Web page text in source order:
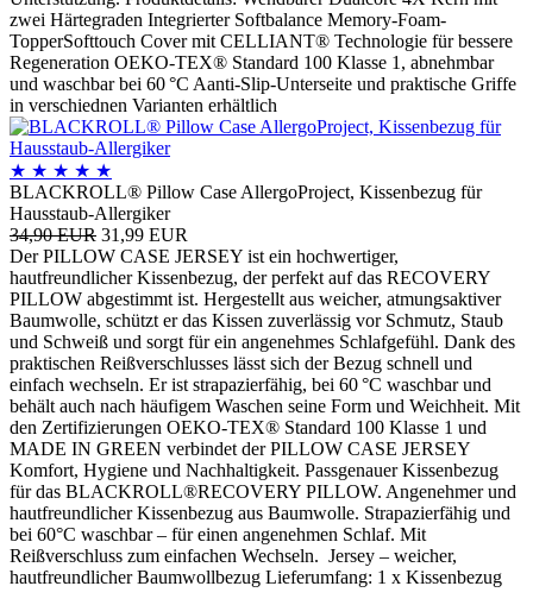
zwei Härtegraden Integrierter Softbalance Memory-Foam-
TopperSofttouch Cover mit CELLIANT® Technologie für bessere
Regeneration OEKO-TEX® Standard 100 Klasse 1, abnehmbar
und waschbar bei 60 °C Aanti-Slip-Unterseite und praktische Griffe
in verschiednen Varianten erhältlich
★ ★ ★ ★ ★
BLACKROLL® Pillow Case AllergoProject, Kissenbezug für
Hausstaub-Allergiker
34,90 EUR 31,99 EUR
Der PILLOW CASE JERSEY ist ein hochwertiger,
hautfreundlicher Kissenbezug, der perfekt auf das RECOVERY
PILLOW abgestimmt ist. Hergestellt aus weicher, atmungsaktiver
Baumwolle, schützt er das Kissen zuverlässig vor Schmutz, Staub
und Schweiß und sorgt für ein angenehmes Schlafgefühl. Dank des
praktischen Reißverschlusses lässt sich der Bezug schnell und
einfach wechseln. Er ist strapazierfähig, bei 60 °C waschbar und
behält auch nach häufigem Waschen seine Form und Weichheit. Mit
den Zertifizierungen OEKO-TEX® Standard 100 Klasse 1 und
MADE IN GREEN verbindet der PILLOW CASE JERSEY
Komfort, Hygiene und Nachhaltigkeit. Passgenauer Kissenbezug
für das BLACKROLL®RECOVERY PILLOW. Angenehmer und
hautfreundlicher Kissenbezug aus Baumwolle. Strapazierfähig und
bei 60°C waschbar – für einen angenehmen Schlaf. Mit
Reißverschluss zum einfachen Wechseln. Jersey – weicher,
hautfreundlicher Baumwollbezug Lieferumfang: 1 x Kissenbezug